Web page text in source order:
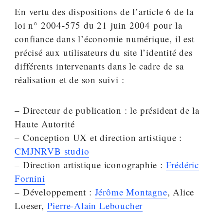
En vertu des dispositions de l’article 6 de la
loi n° 2004-575 du 21 juin 2004 pour la
confiance dans l’économie numérique, il est
précisé aux utilisateurs du site l’identité des
différents intervenants dans le cadre de sa
réalisation et de son suivi :
– Directeur de publication : le président de la
Haute Autorité
– Conception UX et direction artistique :
CMJNRVB studio
– Direction artistique iconographie : Frédéric
Fornini
– Développement : Jérôme Montagne, Alice
Loeser, Pierre-Alain Leboucher